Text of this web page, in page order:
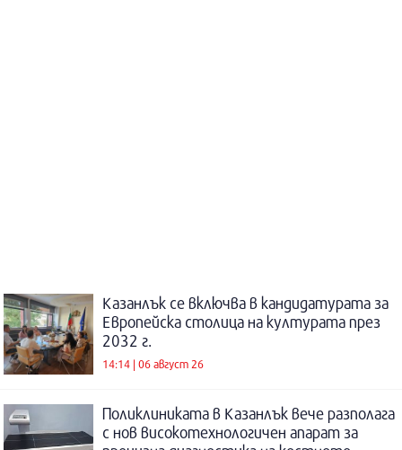
Казанлък се включва в кандидатурата за
Европейска столица на културата през
2032 г.
14:14 | 06 август 26
Поликлиниката в Казанлък вече разполага
с нов високотехнологичен апарат за